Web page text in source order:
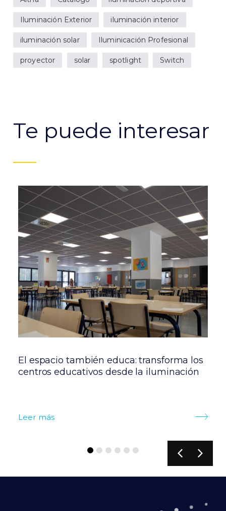
Iluminación Exterior iluminación interior
iluminación solar Iluminicación Profesional
proyector solar spotlight Switch
Te puede interesar
El espacio también educa: transforma los
centros educativos desde la iluminación
Leer más